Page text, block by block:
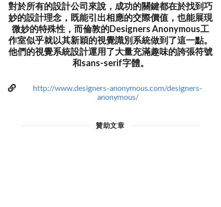
對於所有的設計公司來說，成功的關鍵都在於找到巧
妙的設計理念，既能引出相應的交際價值，也能展現
微妙的特殊性，而倫敦的Designers Anonymous工
作室似乎就以其新穎的視覺識別系統做到了這一點。
他們的視覺系統設計運用了大量充滿趣味的誇張符號
和sans-serif字體。
http://www.designers-anonymous.com/designers-
anonymous/
贊助文章